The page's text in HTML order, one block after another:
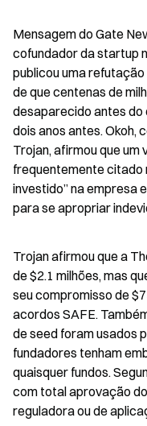
Mensagem do Gate
cofundador da startup
publicou uma
de que centenas de
desaparecido antes
dois anos antes. Okoh,
Trojan, afirmou que um
frequentemente citado
investido” na empresa
para se apropriar
Trojan afirmou que a
de $2.1 milhões, mas
seu compromisso de
acordos SAFE.
de seed foram usados
fundadores tenham
quaisquer fundos.
com total aprovação
reguladora ou de